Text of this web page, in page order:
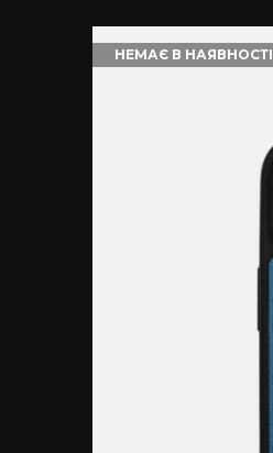
НЕМАЄ В НАЯВНОСТІ